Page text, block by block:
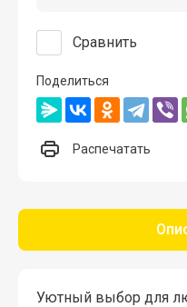
Сравнить
Поделиться
Распечатать
Уютный выбор для